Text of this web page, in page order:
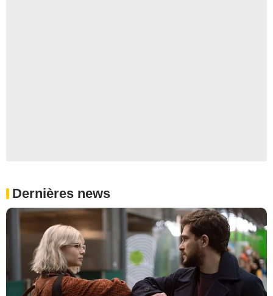
Dernières news